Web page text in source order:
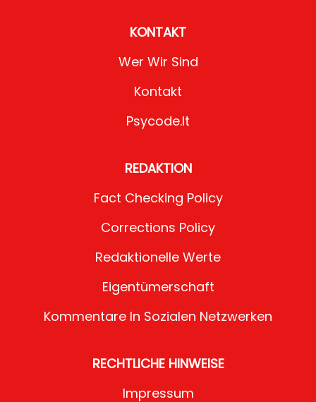
KONTAKT
Wer Wir Sind
Kontakt
Psycode.it
REDAKTION
Fact Checking Policy
Corrections Policy
Redaktionelle Werte
Eigentümerschaft
Kommentare In Sozialen Netzwerken
RECHTLICHE HINWEISE
Impressum